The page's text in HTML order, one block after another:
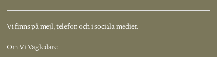
Vi finns på mejl, telefon och i sociala medier.
Om Vi Vägledare